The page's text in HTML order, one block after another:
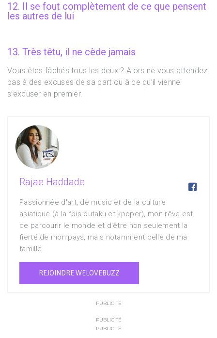
12. Il se fout complètement de ce que pensent
les autres de lui
13. Très têtu, il ne cède jamais
Vous êtes fâchés tous les deux ? Alors ne vous attendez
pas à des excuses de sa part ou à ce qu’il vienne
s’excuser en premier.
Rajae Haddade 
Passionnée d'art, de music et de la culture
asiatique (à la fois outaku et kpoper), mon rêve est
de parcourir le monde et d'être non seulement la
fierté de mon pays, mais notamment celle de ma
famille.
REJOINDRE WELOVEBUZZ
PUBLICITÉ
PUBLICITÉ
PUBLICITÉ